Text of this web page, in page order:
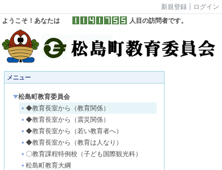
新規登録
ログイン
ようこそ！あなたは
人目の訪問者です。
メニュー
松島町教育委員会
◆教育長室から（教育関係）
◆教育長室から（震災関係）
◆教育長室から（若い教育者へ）
◆教育長室から（教育は人なり）
〇教育課程特例校（子ども国際観光科）
松島町教育大綱